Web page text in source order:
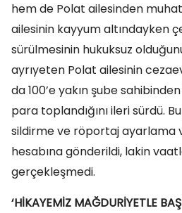
hem de Polat ailesinden
ailesinin kayyum altındayken
sürülmesinin hukuksuz
ayrıyeten Polat ailesinin
da 100’e yakın şube
para toplandığını ileri sürdü.
sildirme ve röportaj ayarlama
hesabına gönderildi, lakin
gerçekleşmedi.
‘HİKAYEMİZ MAĞDURİYETLE